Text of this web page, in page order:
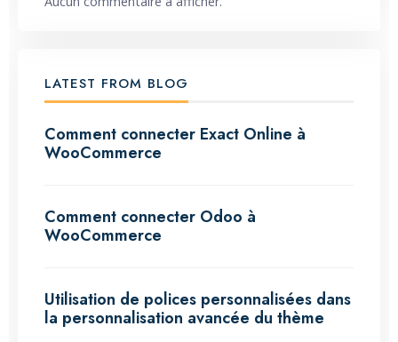
LATEST FROM BLOG
Comment connecter Exact Online à
WooCommerce
Comment connecter Odoo à
WooCommerce
Utilisation de polices personnalisées dans
la personnalisation avancée du thème